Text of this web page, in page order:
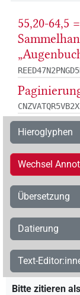
55,20-64,5
Hieroglyphen
Wechsel
Übersetzung
Datierung
Text-
Bitte zitieren als